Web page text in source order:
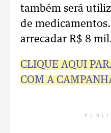
também será
de
arrecadar R$ 8
CLIQUE AQUI
COM A